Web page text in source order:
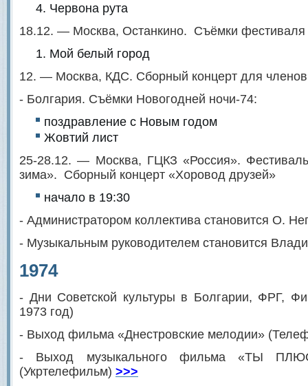
Червона рута
18.12. — Москва, Останкино. Съёмки фестиваля
Мой белый город
12. — Москва, КДС. Сборный концерт для
- Болгария. Съёмки Новогодней ночи-74:
поздравление с Новым годом
Жовтий лист
25-28.12. — Москва, ГЦКЗ «Россия». Фестиваль
зима». Сборный концерт «Хоровод друзей»
начало в 19:30
- Администратором коллектива становится О.
- Музыкальным руководителем становится
1974
- Дни Советской культуры в Болгарии, ФРГ,
1973 год)
- Выход фильма «Днестровские мелодии»
- Выход музыкального фильма «ТЫ
(Укртелефильм) >>>